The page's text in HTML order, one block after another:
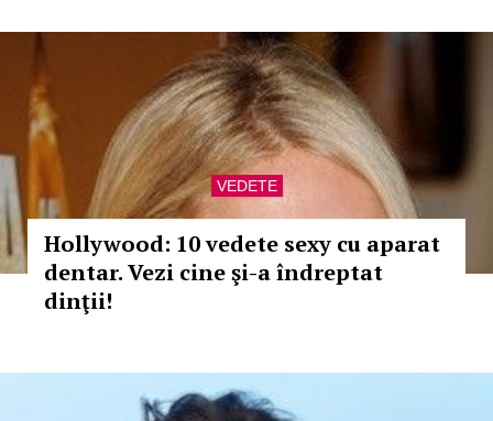
VEDETE
Hollywood: 10 vedete sexy cu aparat
dentar. Vezi cine şi-a îndreptat
dinţii!